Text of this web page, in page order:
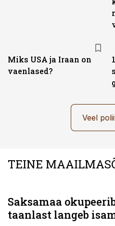
Miks USA ja Iraan on
vaenlased?
Veel
TEINE
Saksamaa
taanlast langeb